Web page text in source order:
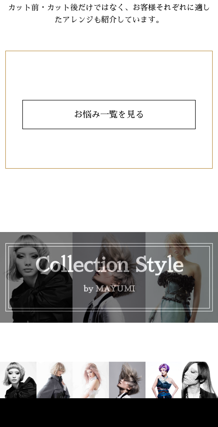
カット前・カット後だけではなく、お客様それぞれに適し
たアレンジも紹介しています。
お悩み一覧を見る
Collection Style
by MAYUMI